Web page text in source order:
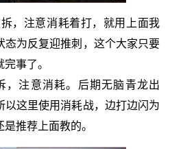
，注意消耗着打，就用上面我
态为反复迎推刺，这个大家只要
事了。
，注意消耗。后期无脑青龙出
以这里使用消耗战，边打边闪为
推荐上面教的。